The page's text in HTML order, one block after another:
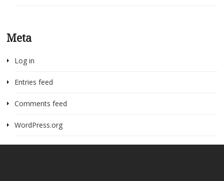
Meta
Log in
Entries feed
Comments feed
WordPress.org